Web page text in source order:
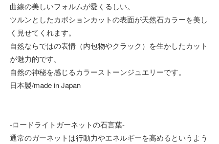
曲線の美しいフォルムが愛くるしい。
ツルンとしたカボションカットの表面が天然石カラーを美し
く見せてくれます。
自然ならではの表情（内包物やクラック）を生かしたカット
が魅力的です。
自然の神秘を感じるカラーストーンジュエリーです。
日本製/made in Japan
-ロードライトガーネットの石言葉-
通常のガーネットは行動力やエネルギーを高めるというよう